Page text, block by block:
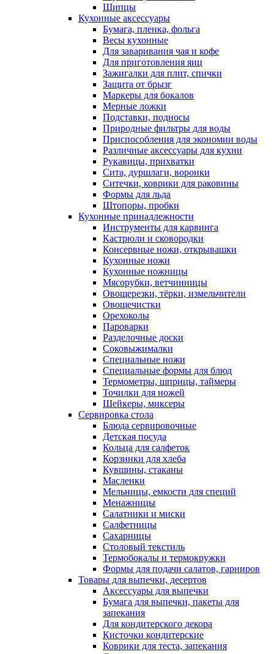
Щипцы
Кухонные аксессуары
Бумага, пленка, фольга
Весы кухонные
Для заваривания чая и кофе
Для приготовления яиц
Зажигалки для плит, спички
Защита от брызг
Маркеры для бокалов
Мерные ложки
Подставки, подносы
Природные фильтры для воды
Приспособления для экономии воды
Различные аксессуары для кухни
Рукавицы, прихватки
Сита, дуршлаги, воронки
Ситечки, коврики для раковины
Формы для льда
Штопоры, пробки
Кухонные принадлежности
Инструменты для карвинга
Кастрюли и сковородки
Консервные ножи, открывашки
Кухонные ножи
Кухонные ножницы
Мясорубки, ветчинницы
Овощерезки, тёрки, измельчители
Овощечистки
Орехоколы
Пароварки
Разделочные доски
Соковыжималки
Специальные ножи
Специальные формы для блюд
Термометры, шприцы, таймеры
Точилки для ножей
Шейкеры, миксеры
Сервировка стола
Блюда сервировочные
Детская посуда
Кольца для салфеток
Корзинки для хлеба
Кувшины, стаканы
Масленки
Мельницы, емкости для специй
Менажницы
Салатники и миски
Салфетницы
Сахарницы
Столовый текстиль
Термобокалы и термокружки
Формы для подачи салатов, гарниров
Товары для выпечки, десертов
Аксессуары для выпечки
Бумага для выпечки, пакеты для
запекания
Для кондитерского декора
Кисточки кондитерские
Коврики для теста, запекания